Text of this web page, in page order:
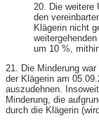
20. Die weitere
den
Klägerin nicht
um 10 %,
21. Die Minderung
der Klägerin am
auszudehnen.
Minderung, die
durch die Klägerin